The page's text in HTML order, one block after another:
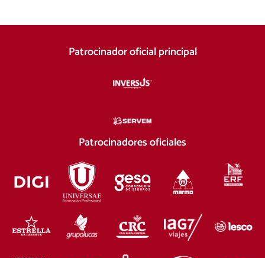
Patrocinador oficial principal
Patrocinadores oficiales